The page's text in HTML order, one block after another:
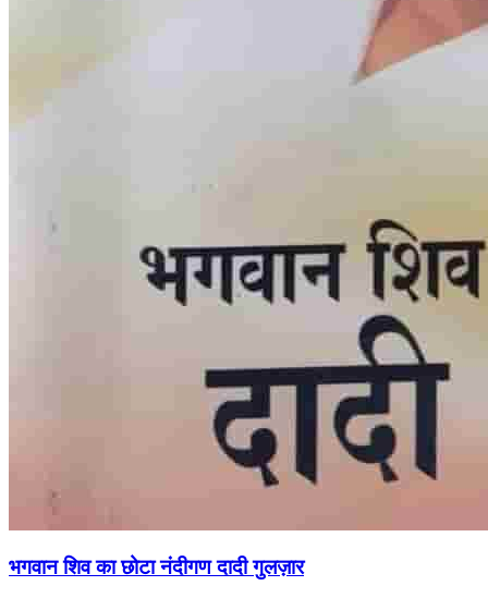
भगवान शिव का छोटा नंदीगण दादी गुलज़ार